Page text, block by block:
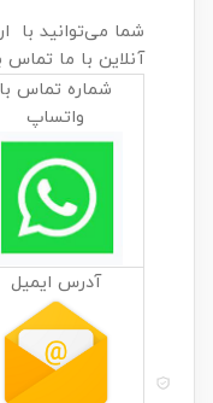
شما می‌توانید با
آنلاین با ما تماس
شماره تماس با
واتساپ
آدرس ایمیل